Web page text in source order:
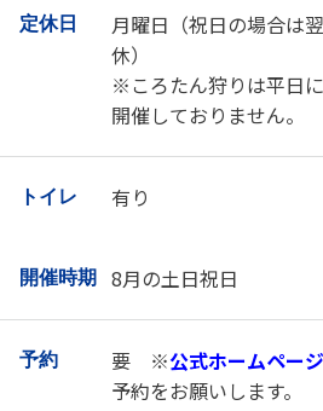
定休日
月曜日（祝日の場合は
休）
※ころたん狩りは平日
開催しておりません。
トイレ 有り
開催時期 8月の土日祝日
予約 要 ※公式ホームページ
予約をお願いします。